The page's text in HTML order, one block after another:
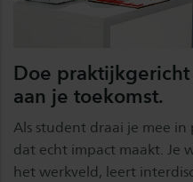
Doe
aan je toekomst.
Als student draai je mee
dat echt impact maakt. Je
het werkveld, leert